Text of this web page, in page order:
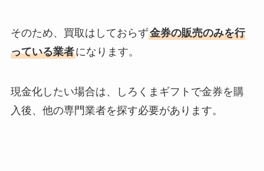
そのため、買取はしておらず金券の販売のみを行
っている業者になります。
現金化したい場合は、しろくまギフトで金券を購
入後、他の専門業者を探す必要があります。